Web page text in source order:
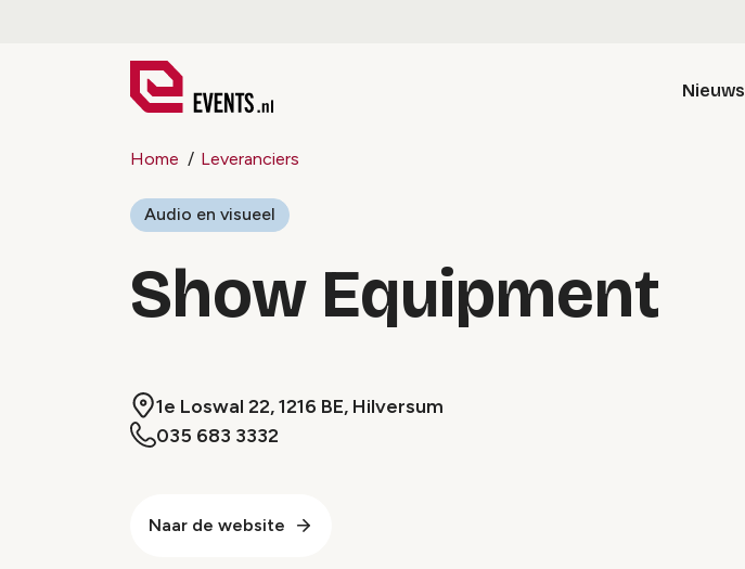
Nieuws
Home Leveranciers
Audio en visueel
Show Equipment
1e Loswal 22, 1216 BE, Hilversum
035 683 3332
Naar de website